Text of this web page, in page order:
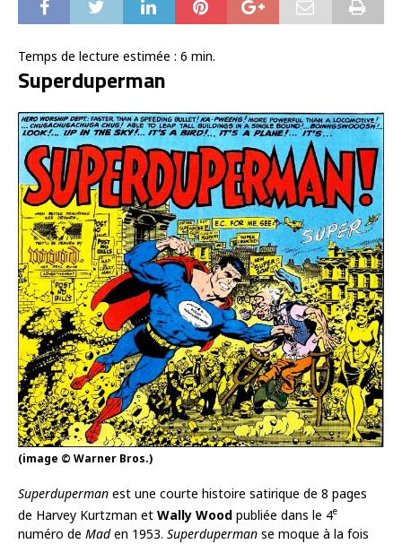
Temps de lecture estimée : 6 min.
Superduperman
(image © Warner Bros.)
Superduperman est une courte histoire satirique de 8 pages
de Harvey Kurtzman et Wally Wood publiée dans le 4e
numéro de Maden 1953. Superduperman se moque à la fois